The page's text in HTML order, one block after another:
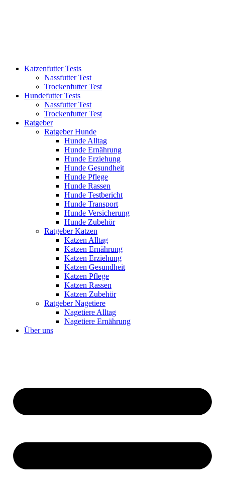
Katzenfutter Tests
Nassfutter Test
Trockenfutter Test
Hundefutter Tests
Nassfutter Test
Trockenfutter Test
Ratgeber
Ratgeber Hunde
Hunde Alltag
Hunde Ernährung
Hunde Erziehung
Hunde Gesundheit
Hunde Pflege
Hunde Rassen
Hunde Testbericht
Hunde Transport
Hunde Versicherung
Hunde Zubehör
Ratgeber Katzen
Katzen Alltag
Katzen Ernährung
Katzen Erziehung
Katzen Gesundheit
Katzen Pflege
Katzen Rassen
Katzen Zubehör
Ratgeber Nagetiere
Nagetiere Alltag
Nagetiere Ernährung
Über uns